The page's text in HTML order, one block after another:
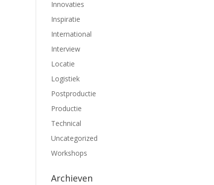
Innovaties
Inspiratie
International
Interview
Locatie
Logistiek
Postproductie
Productie
Technical
Uncategorized
Workshops
Archieven